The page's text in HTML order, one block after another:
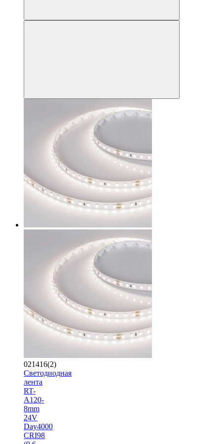
021416(2)
Светодиодная
лента
RT-
A120-
8mm
24V
Day4000
CRI98